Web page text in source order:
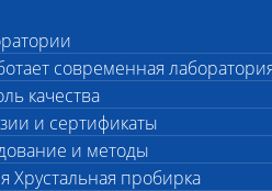
БИО
лаборатория
современная
качества
и сертификаты
и методы
Хрустальная пробирка